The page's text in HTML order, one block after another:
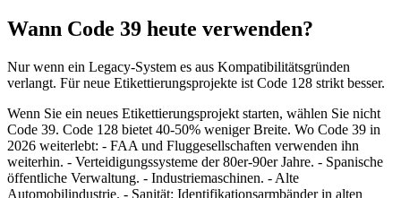
Wann Code 39 heute verwenden?
Nur wenn ein Legacy-System es aus Kompatibilitätsgründen
verlangt. Für neue Etikettierungsprojekte ist Code 128 strikt besser.
Wenn Sie ein neues Etikettierungsprojekt starten, wählen Sie nicht
Code 39. Code 128 bietet 40-50% weniger Breite. Wo Code 39 in
2026 weiterlebt: - FAA und Fluggesellschaften verwenden ihn
weiterhin. - Verteidigungssysteme der 80er-90er Jahre. - Spanische
öffentliche Verwaltung. - Industriemaschinen. - Alte
Automobilindustrie. - Sanität: Identifikationsarmbänder in alten